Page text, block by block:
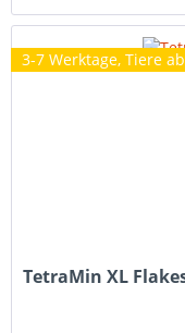
3-7 Werktage, Tiere
TetraMin XL